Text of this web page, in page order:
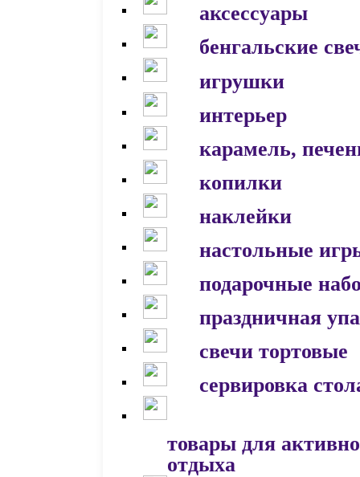
аксессуары
бенгальские
игрушки
интерьер
карамель,
копилки
наклейки
настольные
подарочные
праздничная
свечи тортовые
сервировка
товары для
отдыха